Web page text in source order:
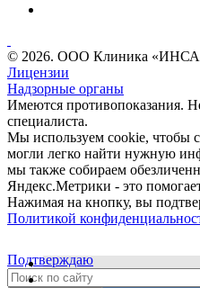
© 2026. ООО Клиника
Лицензии
Надзорные органы
Имеются противопоказания.
специалиста.
Мы используем cookie, чтобы
могли легко найти нужную
мы также собираем
Яндекс.Метрики - это
Нажимая на кнопку, вы
Политикой
Подтверждаю